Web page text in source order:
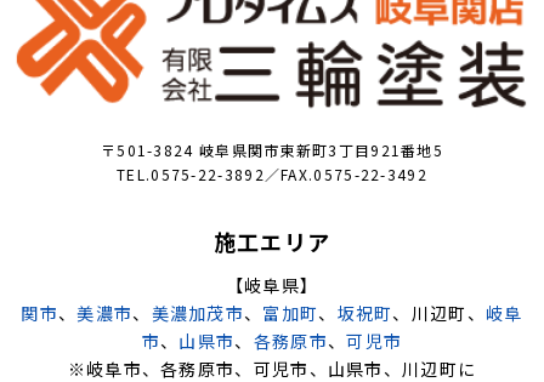
〒501-3824 岐阜県関市東新町3丁目921番地5
TEL.0575-22-3892／FAX.0575-22-3492
施工エリア
【岐阜県】
関市、美濃市、 美濃加茂市、 富加町、 坂祝町、川辺町、 岐阜
市、 山県市、 各務原市、可児市
※岐阜市、各務原市、可児市、山県市、川辺町に